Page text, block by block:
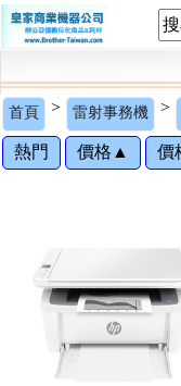
首頁 > 雷射事務機 >
熱門 價格▲ 價